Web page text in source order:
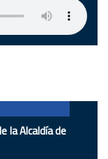
la Alcaldía de